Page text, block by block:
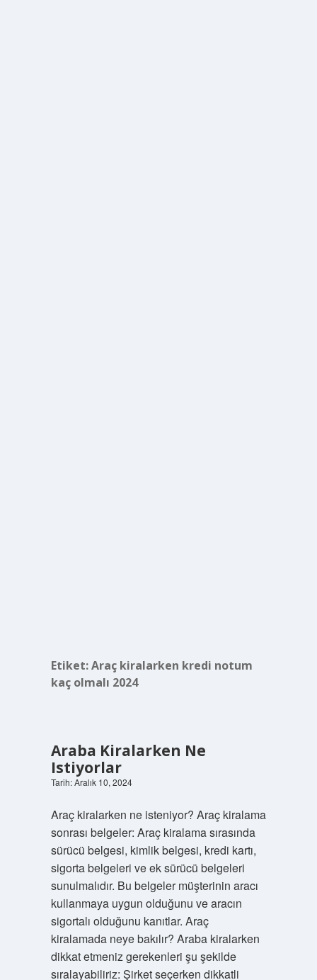
Etiket:Araç kiralarken kredi notum
kaç olmalı 2024
Araba Kiralarken Ne
Istiyorlar
Tarih: Aralık 10, 2024
Araç kiralarken ne isteniyor? Araç kiralama
sonrası belgeler: Araç kiralama sırasında
sürücü belgesi, kimlik belgesi, kredi kartı,
sigorta belgeleri ve ek sürücü belgeleri
sunulmalıdır. Bu belgeler müşterinin aracı
kullanmaya uygun olduğunu ve aracın
sigortalı olduğunu kanıtlar. Araç
kiralamada neye bakılır? Araba kiralarken
dikkat etmeniz gerekenleri şu şekilde
sıralayabiliriz: Şirket seçerken dikkatli